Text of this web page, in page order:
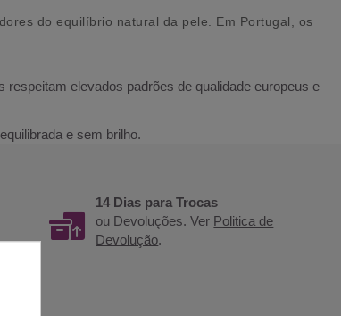
do equilíbrio natural da pele. Em Portugal, os
elevados padrões de qualidade europeus e
e sem brilho.
14 Dias para Trocas
ou Devoluções. Ver Politica de
Devolução.